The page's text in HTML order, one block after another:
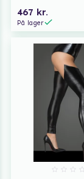
467 kr.
På lager